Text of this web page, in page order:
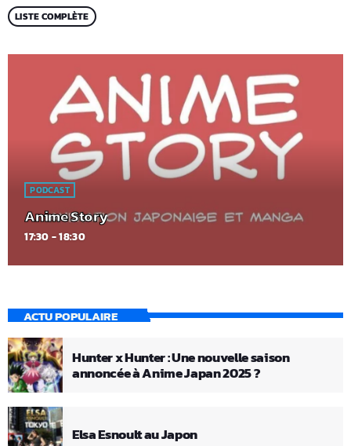
LISTE COMPLÈTE
PODCAST
Anime Story
17:30 - 18:30
ACTU POPULAIRE
Hunter x Hunter : Une nouvelle saison
annoncée à Anime Japan 2025 ?
Elsa Esnoult au Japon